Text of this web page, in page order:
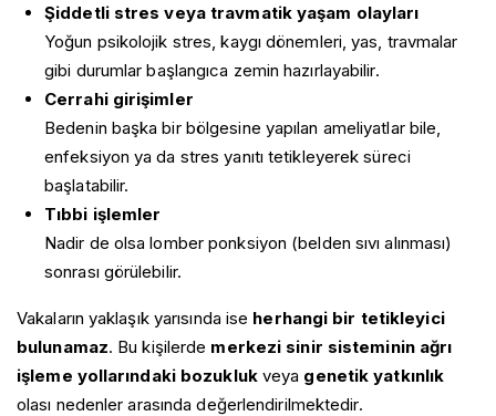
Şiddetli stres veya travmatik yaşam olayları
Yoğun psikolojik stres, kaygı dönemleri, yas, travmalar
gibi durumlar başlangıca zemin hazırlayabilir.
Cerrahi girişimler
Bedenin başka bir bölgesine yapılan ameliyatlar bile,
enfeksiyon ya da stres yanıtı tetikleyerek süreci
başlatabilir.
Tıbbi işlemler
Nadir de olsa lomber ponksiyon (belden sıvı alınması)
sonrası görülebilir.
Vakaların yaklaşık yarısında ise herhangi bir tetikleyici
bulunamaz. Bu kişilerde merkezi sinir sisteminin ağrı
işleme yollarındaki bozuklukveya genetik yatkınlık
olası nedenler arasında değerlendirilmektedir.